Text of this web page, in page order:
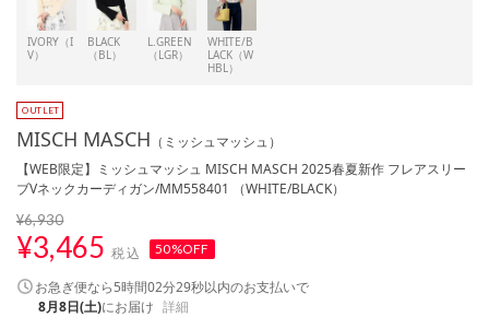
IVORY（I
V）
BLACK
（BL）
L.GREEN
（LGR）
WHITE/B
LACK（W
HBL）
MISCH MASCH （ミッシュマッシュ）
【WEB限定】ミッシュマッシュ MISCH MASCH 2025春夏新作 フレアスリー
ブVネックカーディガン/MM558401 （WHITE/BLACK）
¥6,930
¥3,465 税込 50%OFF
お急ぎ便なら5時間02分28秒以内のお支払いで
8月8日(土)にお届け 詳細